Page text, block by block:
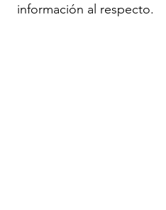
información al respecto.